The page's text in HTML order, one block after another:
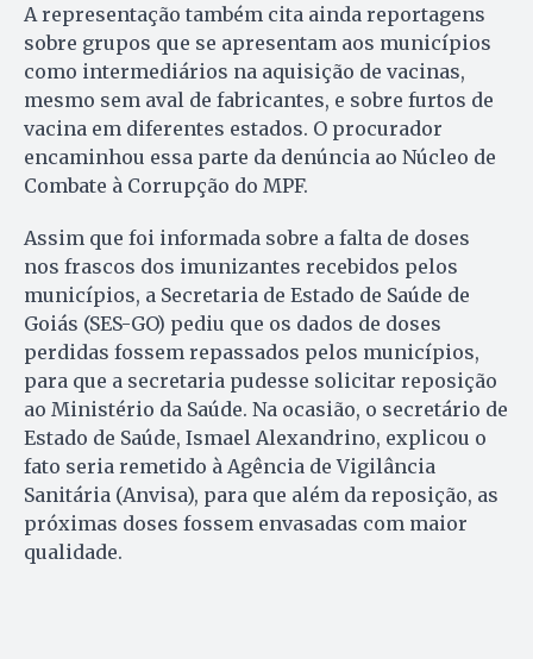
A representação também cita ainda reportagens
sobre grupos que se apresentam aos municípios
como intermediários na aquisição de vacinas,
mesmo sem aval de fabricantes, e sobre furtos de
vacina em diferentes estados. O procurador
encaminhou essa parte da denúncia ao Núcleo de
Combate à Corrupção do MPF.
Assim que foi informada sobre a falta de doses
nos frascos dos imunizantes recebidos pelos
municípios, a Secretaria de Estado de Saúde de
Goiás (SES-GO) pediu que os dados de doses
perdidas fossem repassados pelos municípios,
para que a secretaria pudesse solicitar reposição
ao Ministério da Saúde. Na ocasião, o secretário de
Estado de Saúde, Ismael Alexandrino, explicou o
fato seria remetido à Agência de Vigilância
Sanitária (Anvisa), para que além da reposição, as
próximas doses fossem envasadas com maior
qualidade.